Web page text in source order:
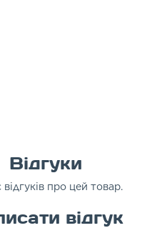
Відгуки
про цей товар.
відгук